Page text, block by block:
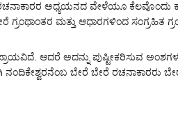
ಅಧ್ಯಯನದ ವೇಳೆಯೂ ಕೆಲವೊಂದು
ಗ್ರಂಥಾಂತರ ಮತ್ತು ಆಧಾರಗಳಿಂದ ಸಂಗ್ರಹಿತ
ಆದರೆ ಅದನ್ನು ಪುಷ್ಟೀಕರಿಸುವ
ಬೇರೆ ಬೇರೆ ರಚನಾಕಾರರು